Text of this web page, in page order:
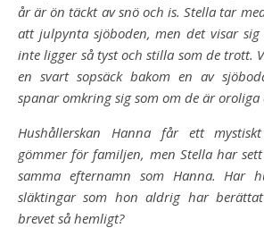
år är ön täckt av snö och is. Stella tar
att julpynta sjöboden, men det visar sig
inte ligger så tyst och stilla som de trott.
en svart sopsäck bakom en av
spanar omkring sig som om de är oroliga
Hushållerskan Hanna får ett
gömmer för familjen, men Stella har
samma efternamn som Hanna. Har
släktingar som hon aldrig har
brevet så hemligt?